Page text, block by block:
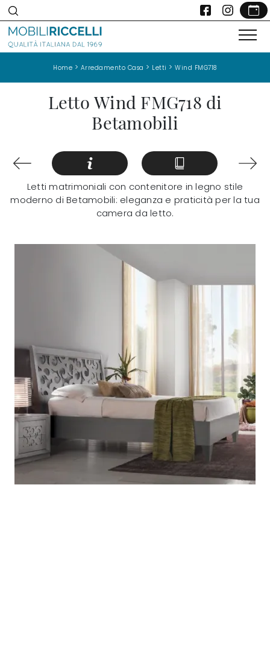
Home > Arredamento Casa > Letti >Wind FMG718
Letto Wind FMG718 di
Betamobili
Letti matrimoniali con contenitore in legno stile
moderno di Betamobili: eleganza e praticità per la tua
camera da letto.